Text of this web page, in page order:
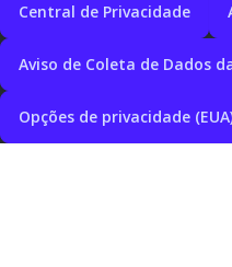
Central de Privacidade
Aviso de Coleta de Dados
Opções de privacidade